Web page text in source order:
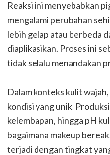
Reaksi ini menyebabkan
mengalami perubahan
lebih gelap atau berbeda
diaplikasikan. Proses ini
tidak selalu menandakan
Dalam konteks kulit
kondisi yang unik.
kelembapan, hingga pH
bagaimana makeup
terjadi dengan tingkat